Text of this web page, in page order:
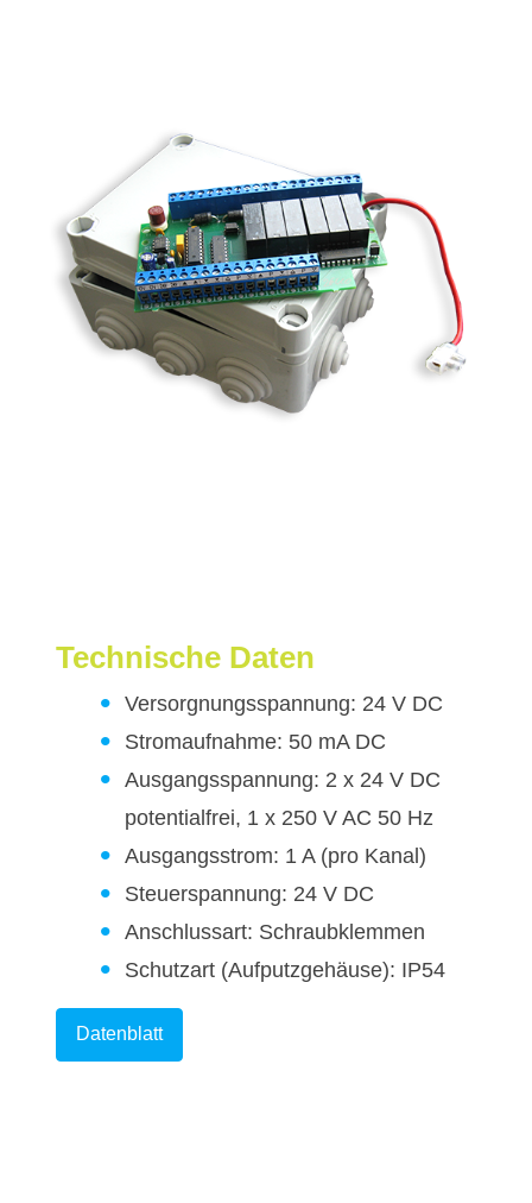
Technische Daten
Versorgnungsspannung: 24 V DC
Stromaufnahme: 50 mA DC
Ausgangsspannung: 2 x 24 V DC
potentialfrei, 1 x 250 V AC 50 Hz
Ausgangsstrom: 1 A (pro Kanal)
Steuerspannung: 24 V DC
Anschlussart: Schraubklemmen
Schutzart (Aufputzgehäuse): IP54
Datenblatt